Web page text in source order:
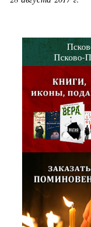
Псково-